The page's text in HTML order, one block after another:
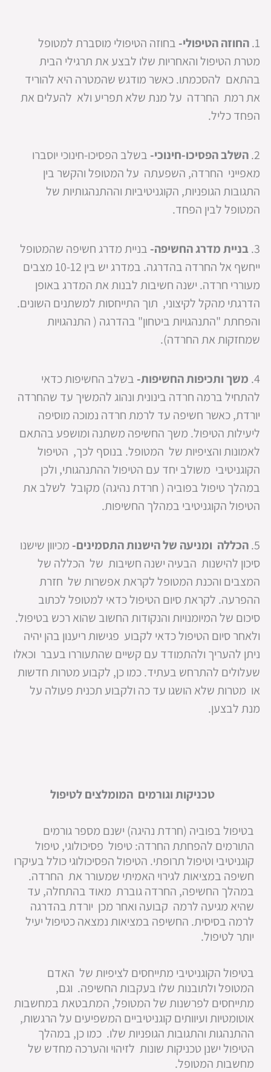
1. החוזה הטיפולי- בחוזה הטיפולי מוסברת למטופל
מטרת הטיפול והאחריות שלו לבצע את תרגילי הבית
בהתאם להסכמתו. כאשר מודגש שהמטרה היא להוריד
את רמת החרדה על מנת שלא תפריע ולא להעלים את
הפחד כליל.
2. השלב הפסיכו-חינוכי- בשלב הפסיכו-חינוכי יוסברו
מאפייני החרדה, השפעתה על המטופל והקשר בין
התגובות הגופניות, הקוגניטיביות וההתנהגותיות של
המטופל לבין הפחד.
3. בניית מדרג החשיפה- בניית מדרג חשיפה שהמטופל
ייחשף אל החרדה בהדרגה. במדרג יש בין 10-12 מצבים
מעוררי חרדה. ישנה חשיבות לבנות את המדרג באופן
הדרגתי מהקל לקיצוני, תוך התייחסות למשתנים השונים.
והפחתת "התנהגויות ביטחון" בהדרגה ( התנהגויות
שמחזקות את החרדה).
4. משך ותכיפות החשיפות- בשלב החשיפות כדאי
להתחיל ברמה חרדה בינונית ונהוג להמשיך עד שהחרדה
יורדת, כאשר חשיפה עד לרמת חרדה נמוכה מוסיפה
ליעילות הטיפול. משך החשיפה משתנה ומושפע בהתאם
לאמונות והציפיות של המטופל. בנוסף לכך, הטיפול
הקוגניטיבי משולב יחד עם הטיפול ההתנהגותי, ולכן
במהלך טיפול בפוביה ( חרדת נהיגה) מקובל לשלב את
הטיפול הקוגניטיבי במהלך החשיפות.
5. הכללה ומניעה של הישנות התסמינים- מכיוון שישנו
סיכון להישנות הבעיה ישנה חשיבות של הכללה של
המצבים והכנת המטופל לקראת אפשרות של חזרת
ההפרעה. לקראת סיום הטיפול כדאי למטופל לכתוב
סיכום של המיומנויות והנקודות החשוב שהוא רכש בטיפול.
ולאחר סיום הטיפול כדאי לקבוע פגישות ריענון בהן יהיה
ניתן להעריך ולהתמודד עם קשיים שהתעוררו בעבר וכאלו
שעלולים להתרחש בעתיד. כמו כן, לקבוע מטרות חדשות
או מטרות שלא הושגו עד כה ולקבוע תכנית פעולה על
מנת לבצען.
טכניקות וגורמים המומלצים לטיפול
בטיפול בפוביה (חרדת נהיגה) ישנם מספר גורמים
התורמים להפחתת החרדה: טיפול פסיכולוגי, טיפול
קוגניטיבי וטיפול תרופתי. הטיפול הפסיכולוגי כולל בעיקרו
חשיפה במציאות לגירוי האמיתי שמעורר את החרדה.
במהלך החשיפה, החרדה גוברת מאוד בהתחלה, עד
שהיא מגיעה לרמה קבועה ואחר מכן יורדת בהדרגה
לרמה בסיסית. החשיפה במציאות נמצאה כטיפול יעיל
יותר לטיפול.
בטיפול הקוגניטיבי מתייחסים לציפיות של האדם
המטופל ולתובנות שלו בעקבות החשיפה. וגם,
מתייחסים לפרשנות של המטופל, המתבטאת במחשבות
אוטומטיות ועיוותים קוגניטיביים המשפיעים על הרגשות,
ההתנהגות והתגובות הגופניות שלו. כמו כן, במהלך
הטיפול ישנן טכניקות שונות לזיהוי והערכה מחדש של
מחשבות המטופל.